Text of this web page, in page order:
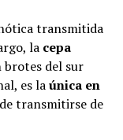
transmitida
la cepa
del sur
es laúnica en
transmitirse de